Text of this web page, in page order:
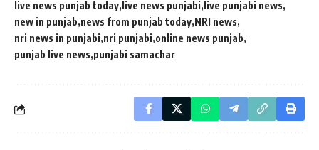
live news punjab today live news punjabi live punjabi news
new in punjab news from punjab today NRI news
nri news in punjabi nri punjabi online news punjab
punjab live news punjabi samachar